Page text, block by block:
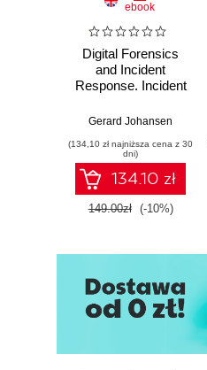
ebook
Digital Forensics
and Incident
Response. Incident
and techniques for
threat response -
Fourth Edition
Gerard Johansen
(134,10 zł najniższa cena z 30
dni)
134.10 zł
149.00zł (-10%)